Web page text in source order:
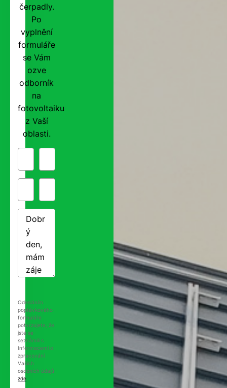
čerpadly.
Po
vyplnění
formuláře
se Vám
ozve
odborník
na
fotovoltaiku
z Vaší
oblasti.
Odesláním
poptávkového
formuláře
potvrzujete, že
jste se
seznámili s
Informacemi o
zpracování
Vašich
osobních údajů
zde